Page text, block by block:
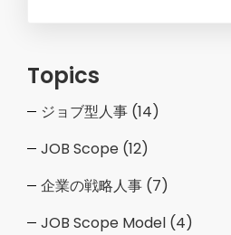
Topics
ジョブ型人事 (14)
JOB Scope (12)
企業の戦略人事 (7)
JOB Scope Model (4)